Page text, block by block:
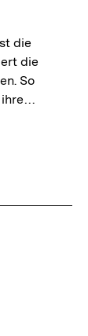
die
die
So
ihre…